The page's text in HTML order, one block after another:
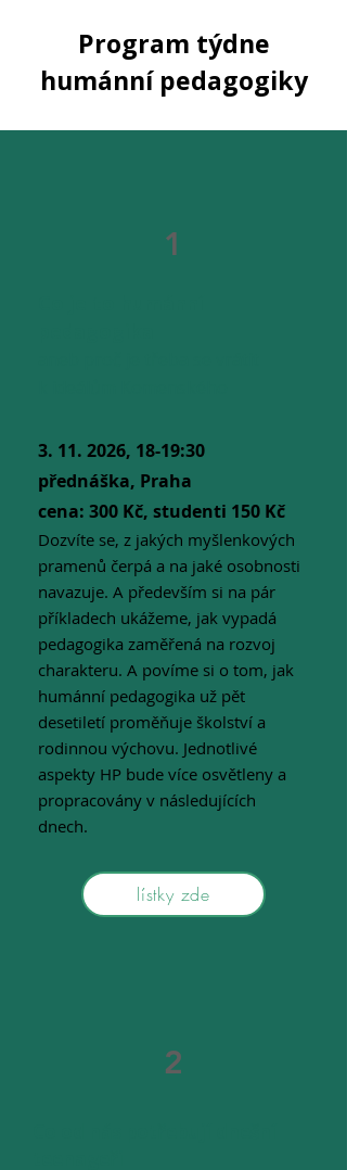
Program týdne
humánní pedagogiky
1
3. 11. 2026, 18-19:30
přednáška, Praha
cena: 300 Kč, studenti 150 Kč
Dozvíte se, z jakých myšlenkových
pramenů čerpá a na jaké osobnosti
navazuje. A především si na pár
příkladech ukážeme, jak vypadá
pedagogika zaměřená na rozvoj
charakteru. A povíme si o tom, jak
humánní pedagogika už pět
desetiletí proměňuje školství a
rodinnou výchovu. Jednotlivé
aspekty HP bude více osvětleny a
propracovány v následujících
dnech.
lístky zde
2